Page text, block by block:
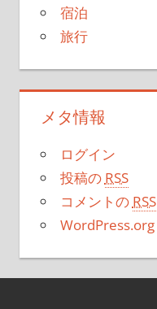
宿泊
旅行
メタ情報
ログイン
投稿の RSS
コメントの RSS
WordPress.org